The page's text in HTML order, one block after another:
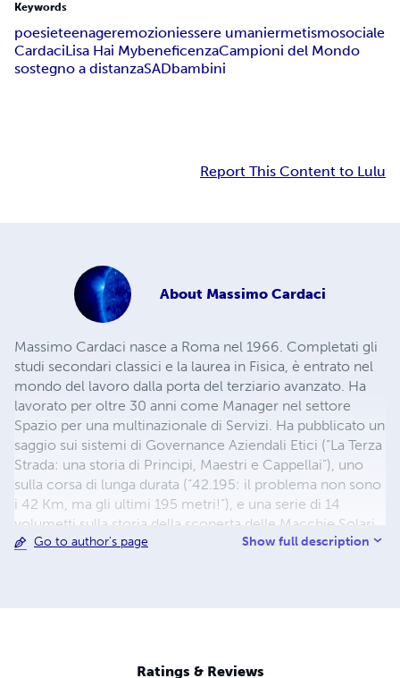
Keywords
poesieteenageremozioniessere umaniermetismosociale
CardaciLisa Hai MybeneficenzaCampioni del Mondo
sostegno a distanzaSADbambini
Report This Content to Lulu
About Massimo Cardaci
Massimo Cardaci nasce a Roma nel 1966. Completati gli
studi secondari classici e la laurea in Fisica, è entrato nel
mondo del lavoro dalla porta del terziario avanzato. Ha
lavorato per oltre 30 anni come Manager nel settore
Spazio per una multinazionale di Servizi. Ha pubblicato un
saggio sui sistemi di Governance Aziendali Etici (“La Terza
Strada: una storia di Principi, Maestri e Cappellai”), uno
sulla corsa di lunga durata (“42.195: il problema non sono
i 42 Km, ma gli ultimi 195 metri!”), e una serie di 14
volumetti sulla storia della scoperta delle Macchie Solari
(“Macchie sul Sole? Che fai, scherzi?”). Si interessa di
Go to author's page Show full description
Ratings & Reviews